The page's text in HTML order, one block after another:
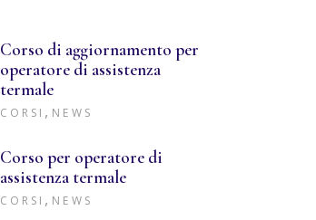
Corso di aggiornamento per
operatore di assistenza
termale
CORSI , NEWS
Corso per operatore di
assistenza termale
CORSI , NEWS